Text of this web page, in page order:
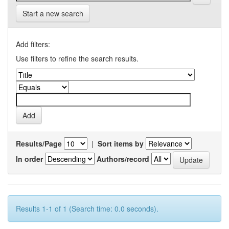
Start a new search
Add filters:
Use filters to refine the search results.
Results/Page | Sort items by
In order
Authors/record
Results 1-1 of 1 (Search time: 0.0 seconds).